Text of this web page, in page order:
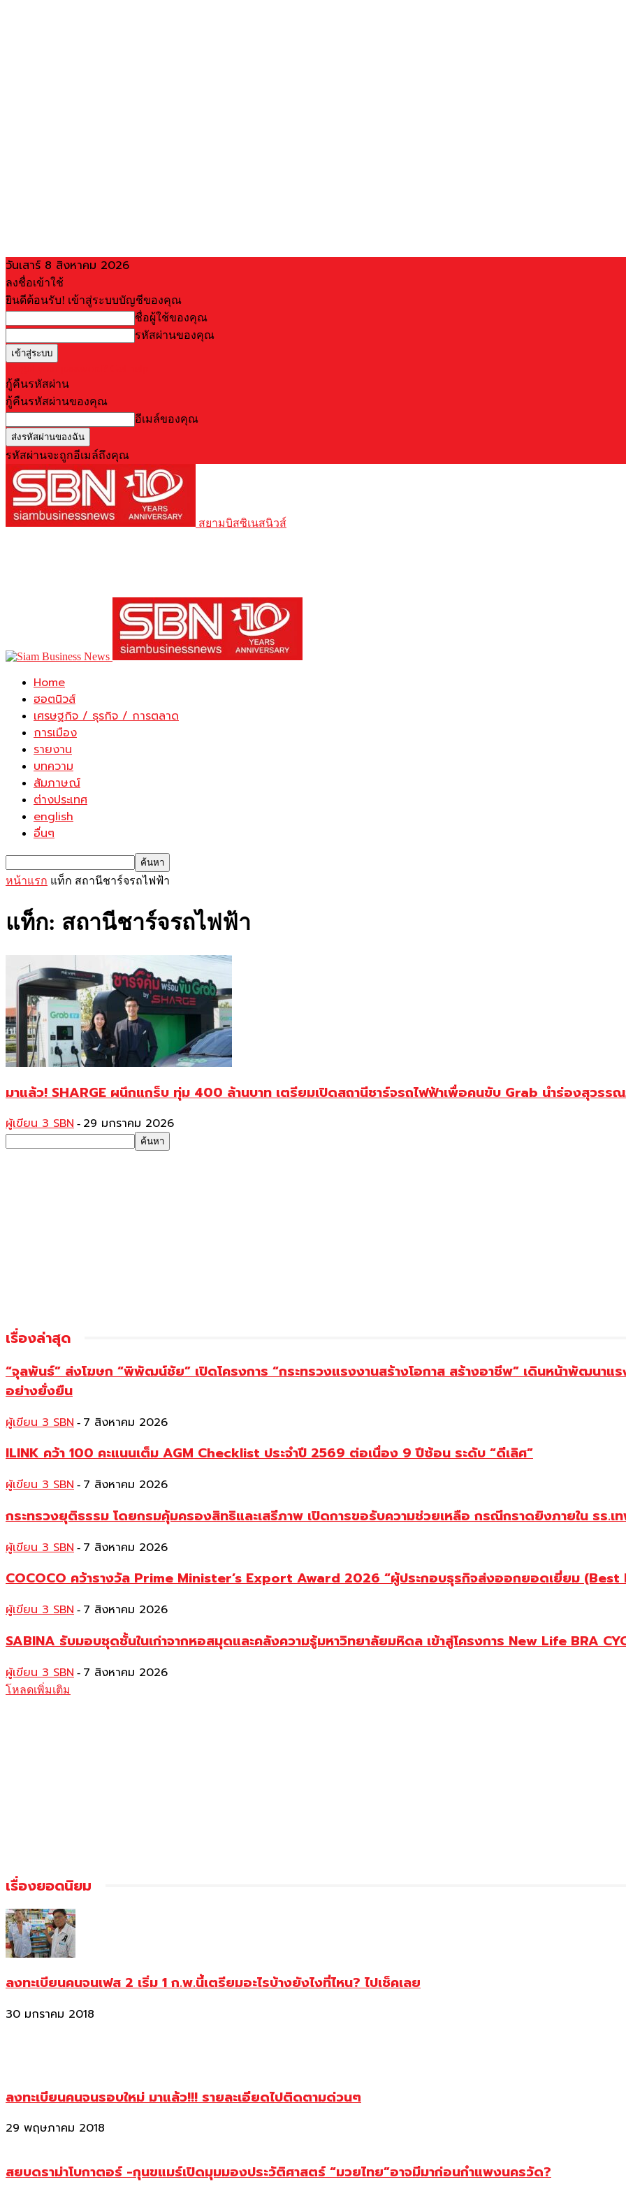
วันเสาร์ 8 สิงหาคม 2026
ลงชื่อเข้าใช้
ยินดีต้อนรับ! เข้าสู่ระบบบัญชีของคุณ
ชื่อผู้ใช้ของคุณ
รหัสผ่านของคุณ
กู้คืนรหัสผ่าน
กู้คืนรหัสผ่านของคุณ
อีเมล์ของคุณ
รหัสผ่านจะถูกอีเมล์ถึงคุณ
สยามบิสซิเนสนิวส์
Home
ฮอตนิวส์
เศรษฐกิจ / ธุรกิจ / การตลาด
การเมือง
รายงาน
บทความ
สัมภาษณ์
ต่างประเทศ
english
อื่นๆ
หน้าแรก แท็ก สถานีชาร์จรถไฟฟ้า
แท็ก: สถานีชาร์จรถไฟฟ้า
มาแล้ว! SHARGE ผนึกแกร็บ ทุ่ม 400 ล้านบาท เตรียมเปิดสถานีชาร์จรถไฟฟ้าเพื่อคนขับ Grab นำร่องสุวร
ผู้เขียน 3 SBN - 29 มกราคม 2026
เรื่องล่าสุด
“จุลพันธ์” ส่งโฆษก “พิพัฒน์ชัย” เปิดโครงการ “กระทรวงแรงงานสร้างโอกาส สร้างอาชีพ” เดินหน้าพัฒนาแร
อย่างยั่งยืน
ผู้เขียน 3 SBN - 7 สิงหาคม 2026
ILINK คว้า 100 คะแนนเต็ม AGM Checklist ประจำปี 2569 ต่อเนื่อง 9 ปีซ้อน ระดับ “ดีเลิศ”
ผู้เขียน 3 SBN - 7 สิงหาคม 2026
กระทรวงยุติธรรม โดยกรมคุ้มครองสิทธิและเสรีภาพ เปิดการขอรับความช่วยเหลือ กรณีกราดยิงภายใน รร.
ผู้เขียน 3 SBN - 7 สิงหาคม 2026
COCOCO คว้ารางวัล Prime Minister’s Export Award 2026 “ผู้ประกอบธุรกิจส่งออกยอดเยี่ยม
ผู้เขียน 3 SBN - 7 สิงหาคม 2026
SABINA รับมอบชุดชั้นในเก่าจากหอสมุดและคลังความรู้มหาวิทยาลัยมหิดล เข้าสู่โครงการ New Life BRA
ผู้เขียน 3 SBN - 7 สิงหาคม 2026
โหลดเพิ่มเติม
เรื่องยอดนิยม
ลงทะเบียนคนจนเฟส 2 เริ่ม 1 ก.พ.นี้เตรียมอะไรบ้างยังไงที่ไหน? ไปเช็คเลย
30 มกราคม 2018
ลงทะเบียนคนจนรอบใหม่ มาแล้ว!!! รายละเอียดไปติดตามด่วนๆ
29 พฤษภาคม 2018
สยบดราม่าโบกาตอร์ -กุนขแมร์เปิดมุมมองประวัติศาสตร์ “มวยไทย”อาจมีมาก่อนกำแพงนครวัด?